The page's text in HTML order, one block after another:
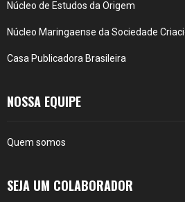
Núcleo de Estudos da Origem
Núcleo Maringaense da Sociedade
Casa Publicadora Brasileira
NOSSA EQUIPE
Quem somos
SEJA UM COLABORADOR